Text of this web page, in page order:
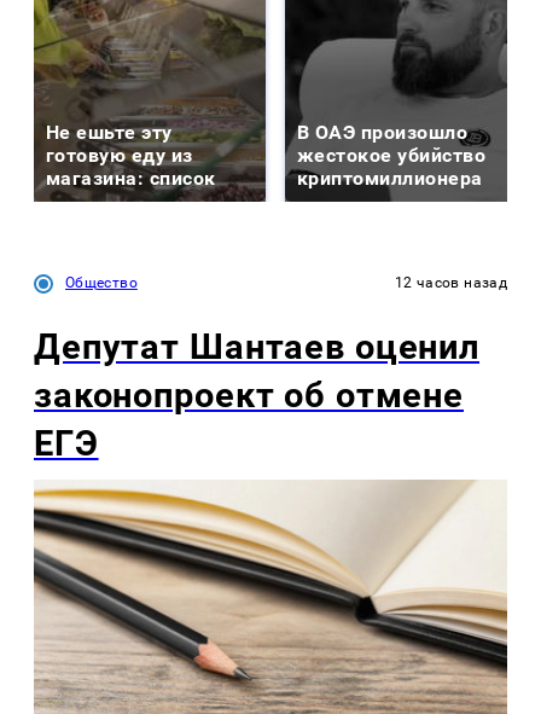
Не ешьте эту
готовую еду из
магазина: список
В ОАЭ произошло
жестокое убийство
криптомиллионера
Общество 12 часов назад
Депутат Шантаев оценил
законопроект об отмене
ЕГЭ